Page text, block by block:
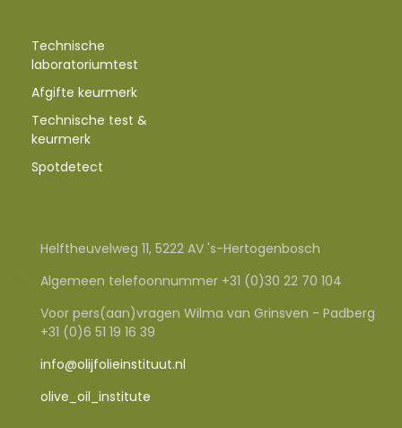
Technische
laboratoriumtest
Afgifte keurmerk
Technische test &
keurmerk
Spotdetect
Helftheuvelweg 11, 5222 AV 's-Hertogenbosch
Algemeen telefoonnummer +31 (0)30 22 70 104
Voor pers(aan)vragen Wilma van Grinsven - Padberg
+31 (0)6 51 19 16 39
info@olijfolieinstituut.nl
olive_oil_institute